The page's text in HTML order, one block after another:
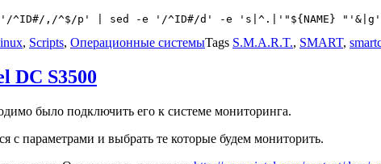
, Scripts, Операционные системыTags S.M.A.R.T., SMART,
DC S3500
было подключить его к системе мониторинга.
с параметрами и выбрать те которые будем мониторить.